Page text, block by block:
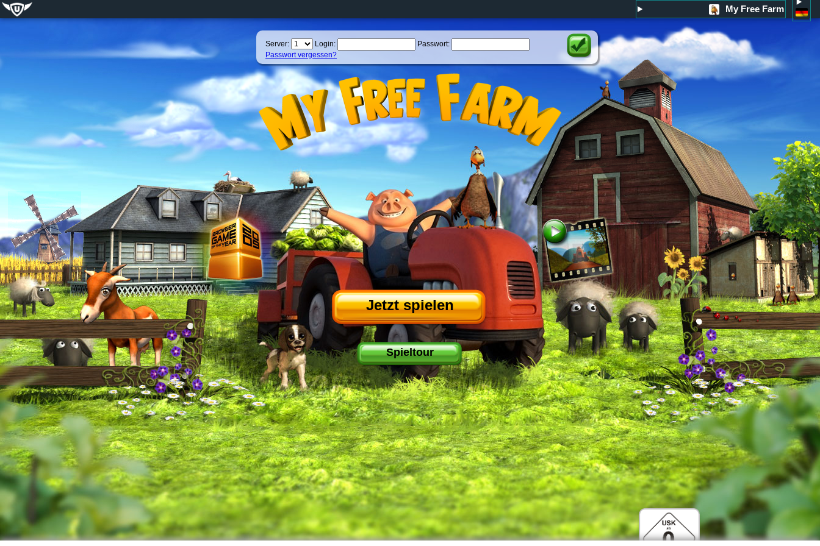
Server: Login:
Passwort:
Passwort vergessen?
Jetzt spielen
Spieltour
My Free Farm